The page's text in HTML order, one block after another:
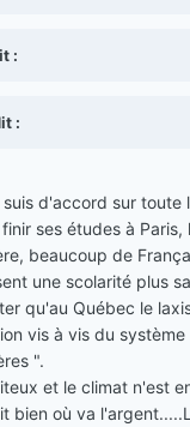
:
:
d'accord sur toute
ses études à
beaucoup de
une scolarité plus
qu'au Québec le
vis à vis du
".
et le climat n'est
bien où va